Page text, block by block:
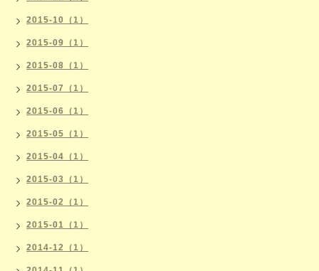
2015-10（1）
2015-09（1）
2015-08（1）
2015-07（1）
2015-06（1）
2015-05（1）
2015-04（1）
2015-03（1）
2015-02（1）
2015-01（1）
2014-12（1）